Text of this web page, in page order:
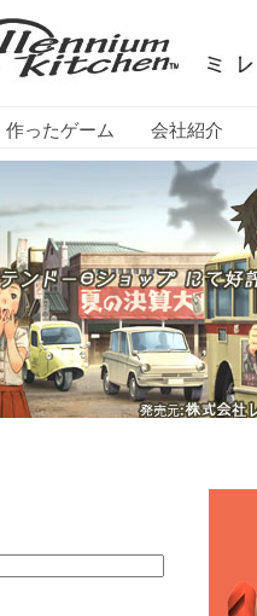
作ったゲーム 会社紹介